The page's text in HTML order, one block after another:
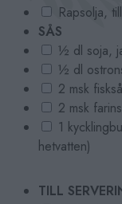
Rapsolja,
SÅS
½ dl soja,
½ dl
2 msk
2 msk
1
hetvatten)
TILL